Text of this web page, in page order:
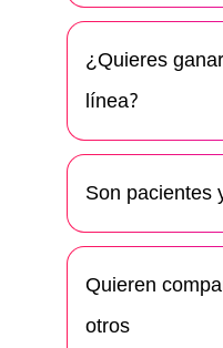
¿Quieres
línea?
Son pacientes
Quieren
otros